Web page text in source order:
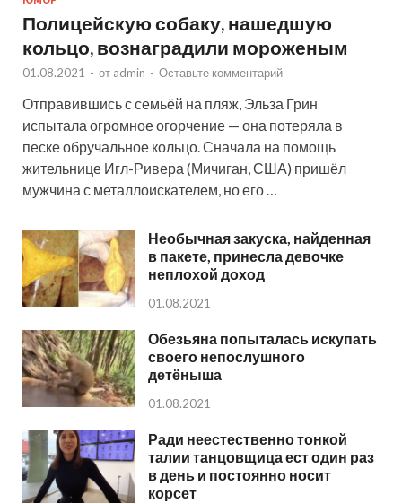
Полицейскую собаку, нашедшую
кольцо, вознаградили мороженым
01.08.2021 - от admin - Оставьте комментарий
Отправившись с семьёй на пляж, Эльза Грин
испытала огромное огорчение — она потеряла в
песке обручальное кольцо. Сначала на помощь
жительнице Игл-Ривера (Мичиган, США) пришёл
мужчина с металлоискателем, но его …
Необычная закуска, найденная
в пакете, принесла девочке
неплохой доход
01.08.2021
Обезьяна попыталась искупать
своего непослушного
детёныша
01.08.2021
Ради неестественно тонкой
талии танцовщица ест один раз
в день и постоянно носит
корсет